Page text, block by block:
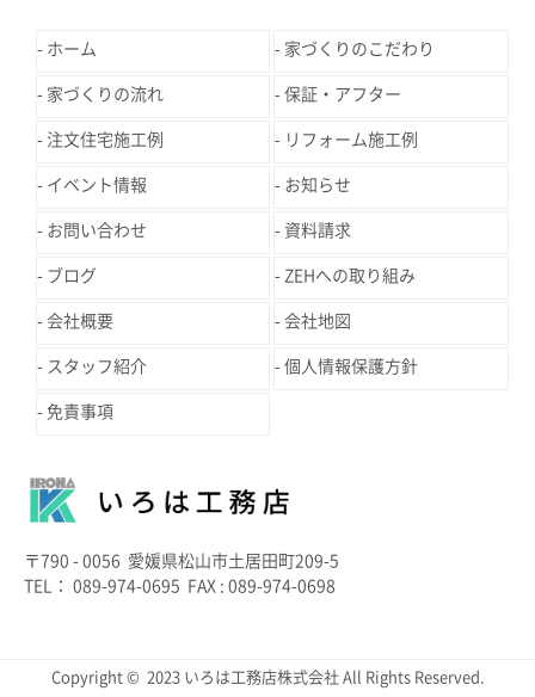
ホーム 家づくりのこだわり
家づくりの流れ 保証・アフター
注文住宅施工例 リフォーム施工例
イベント情報 お知らせ
お問い合わせ 資料請求
ブログ ZEHへの取り組み
会社概要 会社地図
スタッフ紹介 個人情報保護方針
免責事項
〒790 - 0056 愛媛県松山市土居田町209-5
TEL： 089-974-0695 FAX : 089-974-0698
Copyright © 2023 いろは工務店株式会社 All Rights Reserved.